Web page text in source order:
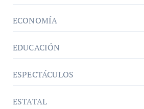
ECONOMÍA
EDUCACIÓN
ESPECTÁCULOS
ESTATAL